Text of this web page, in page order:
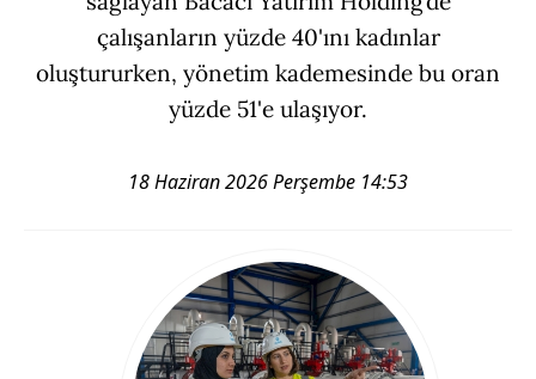
çalışanların yüzde 40'ını kadınlar
oluştururken, yönetim kademesinde bu oran
yüzde 51'e ulaşıyor.
18 Haziran 2026 Perşembe 14:53